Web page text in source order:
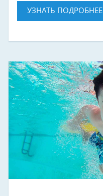
УЗНАТЬ ПОДРОБНЕЕ